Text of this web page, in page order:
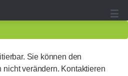
Sie können den
nicht verändern. Kontaktieren